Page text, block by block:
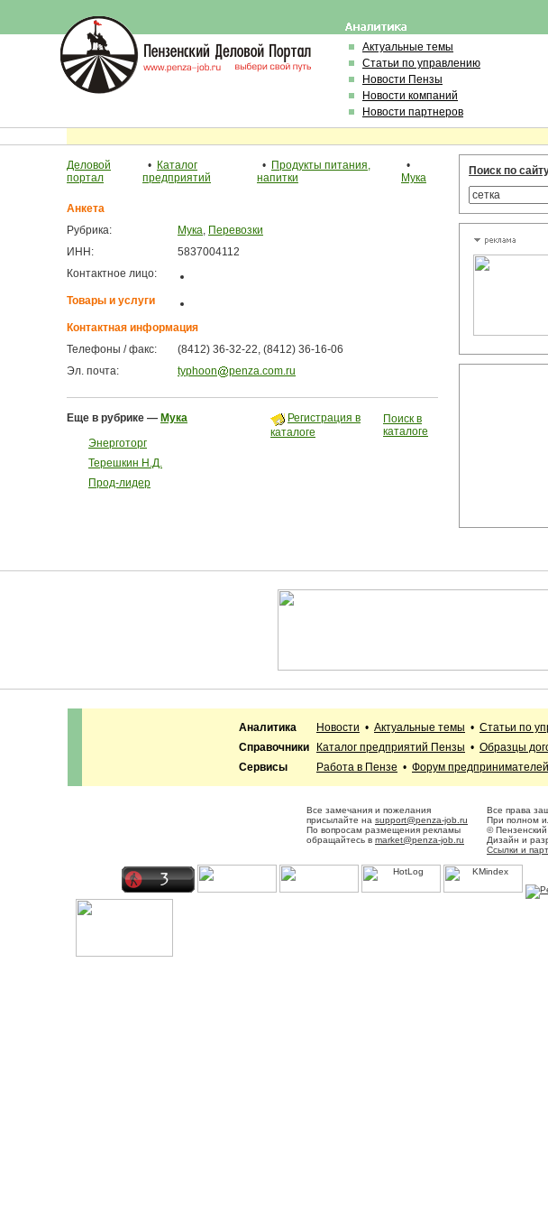
Актуальные темы
Статьи по управлению
Новости Пензы
Новости компаний
Новости партнеров
Деловой
портал
• Каталог
предприятий
• Продукты питания,
напитки
•
Мука
Анкета
Рубрика:
Мука, Перевозки
ИНН:
5837004112
Контактное лицо:
Товары и услуги
Контактная информация
Телефоны / факс:
(8412) 36-32-22, (8412) 36-16-06
Эл. почта:
typhoon penza.com.ru
Еще в рубрике — Мука
Энерготорг
Терешкин Н.Д.
Прод-лидер
Регистрация в
каталоге
Поиск в
каталоге
Поиск по
Аналитика Новости • Актуальные темы • Статьи по
Справочники
Каталог предприятий Пензы • Образцы
Сервисы
Работа в Пензе • Форум предпринимателей
Все замечания и пожелания
присылайте на support@penza-job.ru
По вопросам размещения рекламы
обращайтесь в market@penza-job.ru
Все права
При полном
©
Дизайн и
Ссылки и